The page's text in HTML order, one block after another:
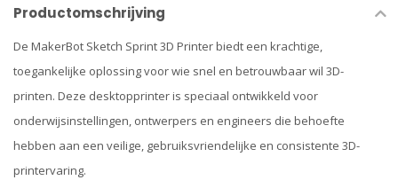
Productomschrijving
De MakerBot Sketch Sprint 3D Printer biedt een krachtige,
toegankelijke oplossing voor wie snel en betrouwbaar wil 3D-
printen. Deze desktopprinter is speciaal ontwikkeld voor
onderwijsinstellingen, ontwerpers en engineers die behoefte
hebben aan een veilige, gebruiksvriendelijke en consistente 3D-
printervaring.